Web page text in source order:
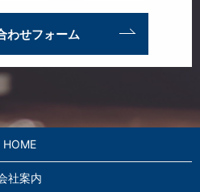
わせフォーム
HOME
社案内